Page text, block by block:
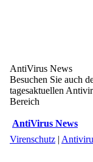
AntiVirus News
Besuchen Sie auch
tagesaktuellen
Bereich
AntiVirus News
Virenschutz |